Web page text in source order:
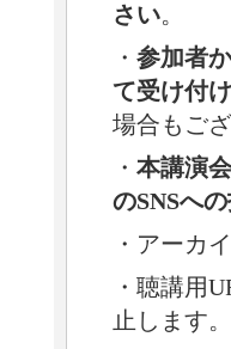
さい。
・ 参加者
て受け付
場合もご
・ 本講演
のSNSへ
・アーカ
・聴講用
止します。